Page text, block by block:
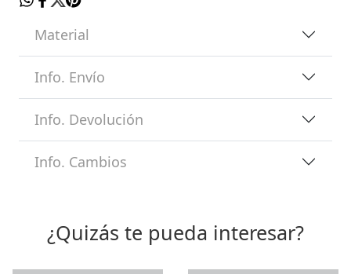
Material
Info. Envío
Info. Devolución
Info. Cambios
¿Quizás te pueda interesar?